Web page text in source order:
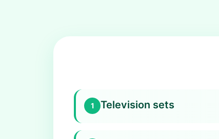
1 Television sets